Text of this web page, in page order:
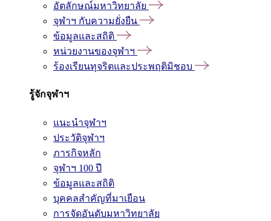
อัตลักษณ์มหาวิทยาลัย
จุฬาฯ กับความยั่งยืน
ข้อมูลและสถิติ
หน่วยงานของจุฬาฯ
ร้องเรียนทุจริตและประพฤติมิชอบ
รู้จักจุฬาฯ
แนะนำจุฬาฯ
ประวัติจุฬาฯ
ภารกิจหลัก
จุฬาฯ 100 ปี
ข้อมูลและสถิติ
บุคคลสำคัญที่มาเยือน
การจัดอันดับมหาวิทยาลัย